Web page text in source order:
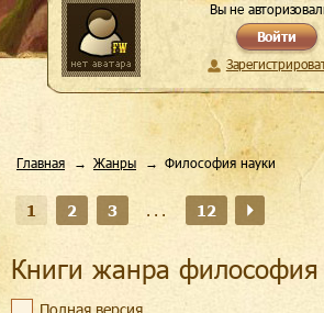
Вы не
Войти
Главная Жанры Философия науки
1 2 3 ... 12
Книги жанра
Полная версия